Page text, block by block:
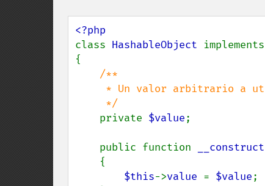
class HashableObject implements
{
/**
private $value;
    public function
__construct
$this->value = $value;